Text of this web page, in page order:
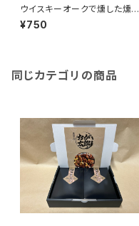
ウイスキーオークで燻した燻製
ビックカシューナッツ50g入り
¥750
同じカテゴリの商品